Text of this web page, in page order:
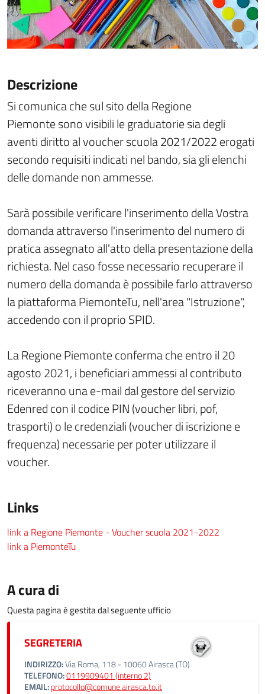
Descrizione
Si comunica che sul sito della Regione
Piemonte sono visibili le graduatorie sia degli
aventi diritto al voucher scuola 2021/2022 erogati
secondo requisiti indicati nel bando, sia gli elenchi
delle domande non ammesse.
Sarà possibile verificare l'inserimento della Vostra
domanda attraverso l'inserimento del numero di
pratica assegnato all'atto della presentazione della
richiesta. Nel caso fosse necessario recuperare il
numero della domanda è possibile farlo attraverso
la piattaforma PiemonteTu, nell'area "Istruzione",
accedendo con il proprio SPID.
La Regione Piemonte conferma che entro il 20
agosto 2021, i beneficiari ammessi al contributo
riceveranno una e-mail dal gestore del servizio
Edenred con il codice PIN (voucher libri, pof,
trasporti) o le credenziali (voucher di iscrizione e
frequenza) necessarie per poter utilizzare il
voucher.
Links
link a Regione Piemonte - Voucher scuola 2021-2022
link a PiemonteTu
A cura di
Questa pagina è gestita dal seguente ufficio
SEGRETERIA
INDIRIZZO:Via Roma, 118 - 10060 Airasca (TO)
TELEFONO:0119909401 (interno 2)
EMAIL:protocollo@comune.airasca.to.it